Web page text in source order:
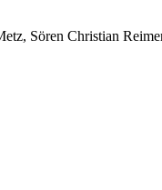
Sören Christian